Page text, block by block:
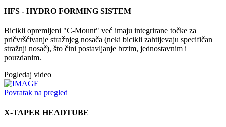
HFS - HYDRO FORMING SISTEM
Bicikli opremljeni "C-Mount" već imaju integrirane točke za
pričvršćivanje stražnjeg nosača (neki bicikli zahtijevaju specifičan
stražnji nosač), što čini postavljanje brzim, jednostavnim i
pouzdanim.
Pogledaj video
Povratak na pregled
X-TAPER HEADTUBE